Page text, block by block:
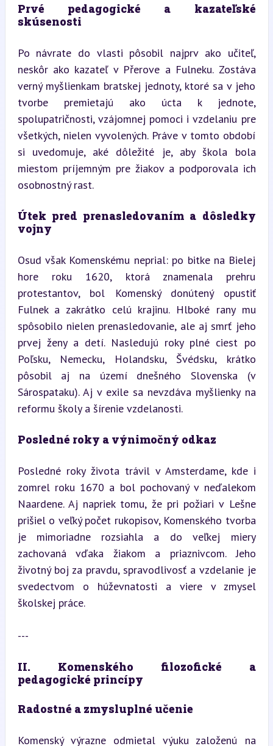
Prvé pedagogické a kazateľské
skúsenosti
Po návrate do vlasti pôsobil najprv ako učiteľ,
neskôr ako kazateľ v Přerove a Fulneku. Zostáva
verný myšlienkam bratskej jednoty, ktoré sa v jeho
tvorbe premietajú ako úcta k jednote,
spolupatričnosti, vzájomnej pomoci i vzdelaniu pre
všetkých, nielen vyvolených. Práve v tomto období
si uvedomuje, aké dôležité je, aby škola bola
miestom príjemným pre žiakov a podporovala ich
osobnostný rast.
Útek pred prenasledovaním a dôsledky
vojny
Osud však Komenskému neprial: po bitke na Bielej
hore roku 1620, ktorá znamenala prehru
protestantov, bol Komenský donútený opustiť
Fulnek a zakrátko celú krajinu. Hlboké rany mu
spôsobilo nielen prenasledovanie, ale aj smrť jeho
prvej ženy a detí. Nasledujú roky plné ciest po
Poľsku, Nemecku, Holandsku, Švédsku, krátko
pôsobil aj na území dnešného Slovenska (v
Sárospataku). Aj v exile sa nevzdáva myšlienky na
reformu školy a šírenie vzdelanosti.
Posledné roky a výnimočný odkaz
Posledné roky života trávil v Amsterdame, kde i
zomrel roku 1670 a bol pochovaný v neďalekom
Naardene. Aj napriek tomu, že pri požiari v Lešne
prišiel o veľký počet rukopisov, Komenského tvorba
je mimoriadne rozsiahla a do veľkej miery
zachovaná vďaka žiakom a priaznivcom. Jeho
životný boj za pravdu, spravodlivosť a vzdelanie je
svedectvom o húževnatosti a viere v zmysel
školskej práce.
---
II. Komenského filozofické a
pedagogické princípy
Radostné a zmysluplné učenie
Komenský výrazne odmietal výuku založenú na